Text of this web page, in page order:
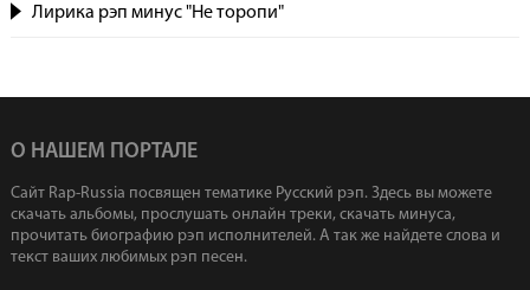
Лирика рэп минус "Не торопи"
О НАШЕМ ПОРТАЛЕ
Сайт Rap-Russia посвящен тематике Русский рэп. Здесь вы можете
скачать альбомы, прослушать онлайн треки, скачать минуса,
прочитать биографию рэп исполнителей. А так же найдете слова и
текст ваших любимых рэп песен.